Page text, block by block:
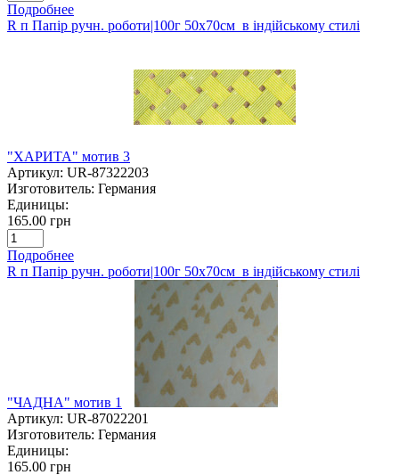
Подробнее
R п Папір ручн. роботи|100г 50х70см в індійському стилі
"ХАРИТА" мотив 3
Артикул: UR-87322203
Изготовитель: Германия
Единицы:
165.00 грн
Подробнее
R п Папір ручн. роботи|100г 50х70см в індійському стилі
"ЧАДНА" мотив 1
Артикул: UR-87022201
Изготовитель: Германия
Единицы:
165.00 грн